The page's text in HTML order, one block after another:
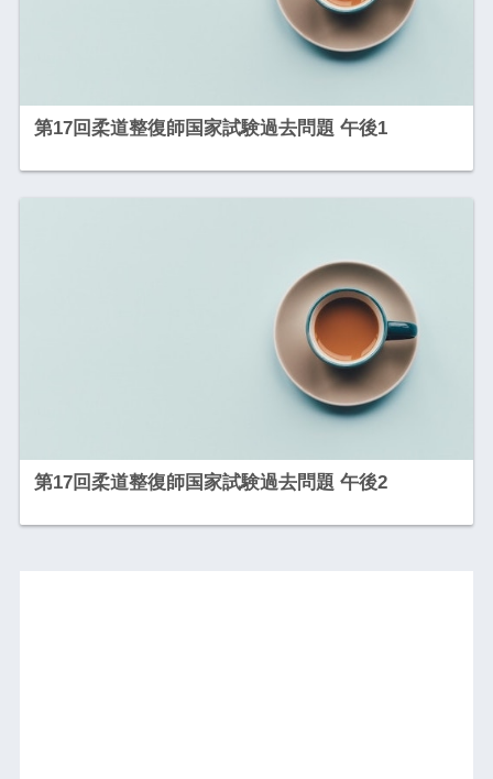
第17回柔道整復師国家試験過去問題 午後1
第17回柔道整復師国家試験過去問題 午後2